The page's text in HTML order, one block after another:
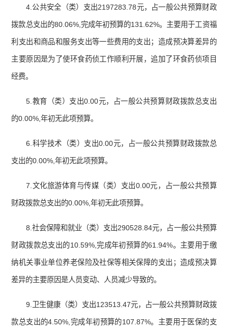
4.公共安全（类）支出2197283.78元，占一般公共预算财政
拨款总支出的80.06%,完成年初预算的131.62%。主要用于工资福
利支出和商品和服务支出等一些费用的支出；造成预决算差异的
主要原因是为了使环食药侦工作顺利开展，追加了环食药侦项目
经费。
5.教育（类）支出0.00元，占一般公共预算财政拨款总支出
的0.00%,年初无此项预算。
6.科学技术（类）支出0.00元，占一般公共预算财政拨款总
支出的0.00%,年初无此项预算。
7.文化旅游体育与传媒（类）支出0.00元，占一般公共预算
财政拨款总支出的0.00%,年初无此项预算。
8.社会保障和就业（类）支出290528.84元，占一般公共预算
财政拨款总支出的10.59%,完成年初预算的61.94%。主要用于缴
纳机关事业单位养老保险及社保等相关保障的支出；造成预决算
差异的主要原因是人员变动、人员减少导致的。
9.卫生健康（类）支出123513.47元，占一般公共预算财政拨
款总支出的4.50%,完成年初预算的107.87%。主要用于医保的支